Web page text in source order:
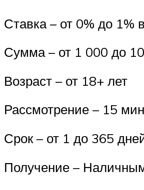
Ставка – от 0% до 1%
Сумма – от 1 000 до
Возраст – от 18+ лет
Рассмотрение – 15
Срок – от 1 до 365
Получение –